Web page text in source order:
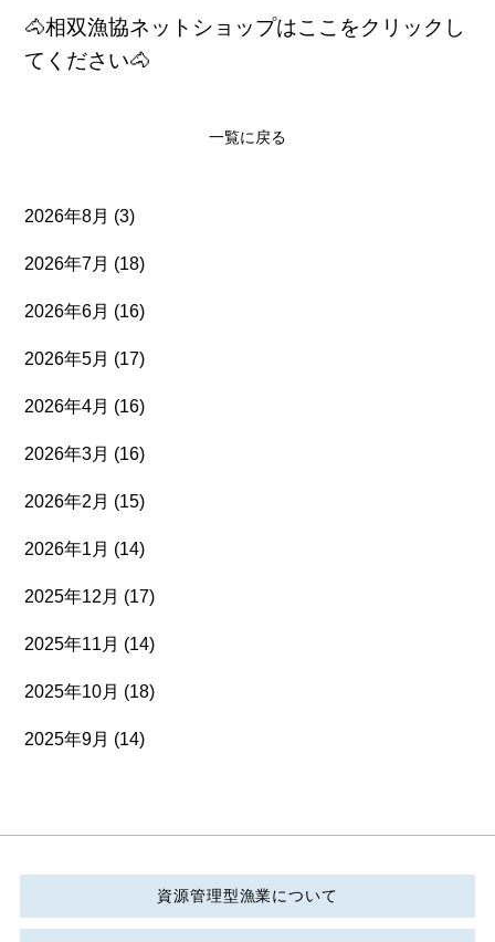
🐴相双漁協ネットショップはここをクリックし
てください🐴
一覧に戻る
2026年8月 (3)
2026年7月 (18)
2026年6月 (16)
2026年5月 (17)
2026年4月 (16)
2026年3月 (16)
2026年2月 (15)
2026年1月 (14)
2025年12月 (17)
2025年11月 (14)
2025年10月 (18)
2025年9月 (14)
資源管理型漁業について